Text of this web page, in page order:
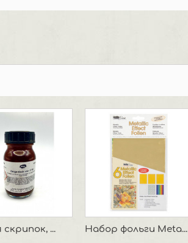
скрипок, ... Набор фольги Meta...